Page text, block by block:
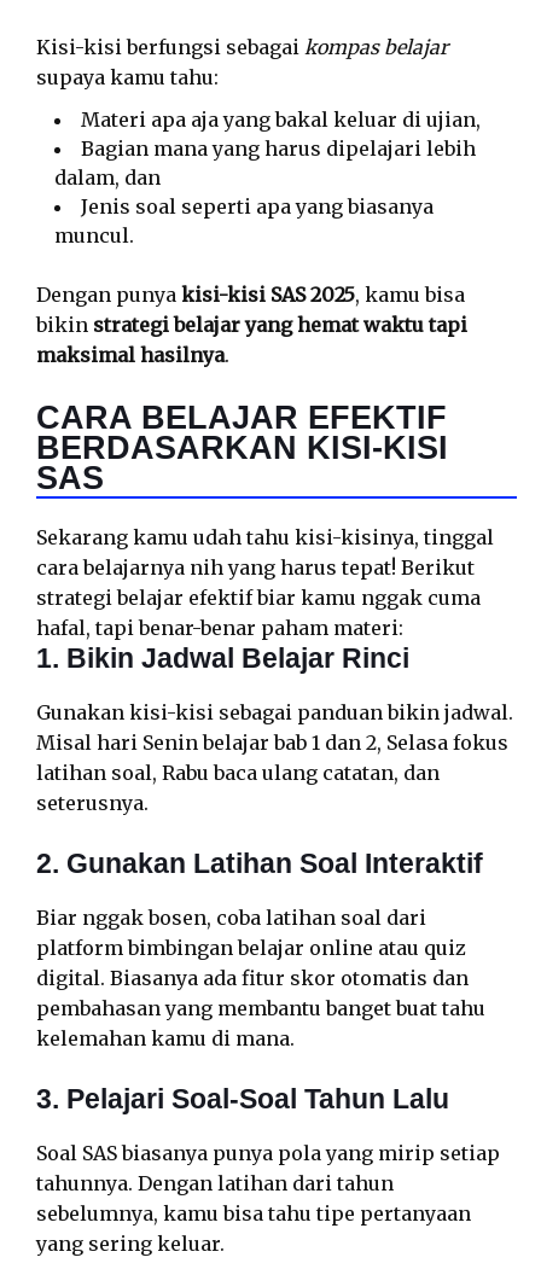
Kisi-kisi berfungsi sebagai kompas belajar
supaya kamu tahu:
Materi apa aja yang bakal keluar di ujian,
Bagian mana yang harus dipelajari lebih
dalam, dan
Jenis soal seperti apa yang biasanya
muncul.
Dengan punya kisi-kisi SAS 2025, kamu bisa
bikin strategi belajar yang hemat waktu tapi
maksimal hasilnya.
CARA BELAJAR EFEKTIF
BERDASARKAN KISI-KISI
SAS
Sekarang kamu udah tahu kisi-kisinya, tinggal
cara belajarnya nih yang harus tepat! Berikut
strategi belajar efektif biar kamu nggak cuma
hafal, tapi benar-benar paham materi:
1. Bikin Jadwal Belajar Rinci
Gunakan kisi-kisi sebagai panduan bikin jadwal.
Misal hari Senin belajar bab 1 dan 2, Selasa fokus
latihan soal, Rabu baca ulang catatan, dan
seterusnya.
2. Gunakan Latihan Soal Interaktif
Biar nggak bosen, coba latihan soal dari
platform bimbingan belajar online atau quiz
digital. Biasanya ada fitur skor otomatis dan
pembahasan yang membantu banget buat tahu
kelemahan kamu di mana.
3. Pelajari Soal-Soal Tahun Lalu
Soal SAS biasanya punya pola yang mirip setiap
tahunnya. Dengan latihan dari tahun
sebelumnya, kamu bisa tahu tipe pertanyaan
yang sering keluar.